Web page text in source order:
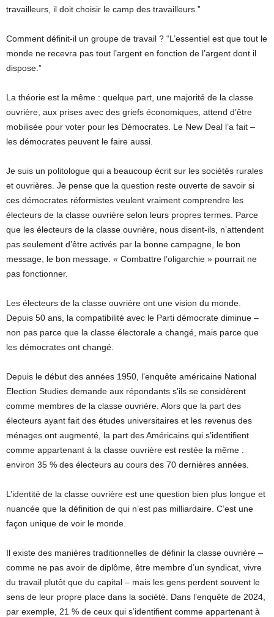
travailleurs, il doit choisir le camp des travailleurs.”
Comment définit-il un groupe de travail ? “L’essentiel est que tout le
monde ne recevra pas tout l’argent en fonction de l’argent dont il
dispose.”
La théorie est la même : quelque part, une majorité de la classe
ouvrière, aux prises avec des griefs économiques, attend d’être
mobilisée pour voter pour les Démocrates. Le New Deal l’a fait –
les démocrates peuvent le faire aussi.
Je suis un politologue qui a beaucoup écrit sur les sociétés rurales
et ouvrières. Je pense que la question reste ouverte de savoir si
ces démocrates réformistes veulent vraiment comprendre les
électeurs de la classe ouvrière selon leurs propres termes. Parce
que les électeurs de la classe ouvrière, nous disent-ils, n’attendent
pas seulement d’être activés par la bonne campagne, le bon
message, le bon message. « Combattre l’oligarchie » pourrait ne
pas fonctionner.
Les électeurs de la classe ouvrière ont une vision du monde.
Depuis 50 ans, la compatibilité avec le Parti démocrate diminue –
non pas parce que la classe électorale a changé, mais parce que
les démocrates ont changé.
Depuis le début des années 1950, l’enquête américaine National
Election Studies demande aux répondants s’ils se considèrent
comme membres de la classe ouvrière. Alors que la part des
électeurs ayant fait des études universitaires et les revenus des
ménages ont augmenté, la part des Américains qui s’identifient
comme appartenant à la classe ouvrière est restée la même :
environ 35 % des électeurs au cours des 70 dernières années.
L’identité de la classe ouvrière est une question bien plus longue et
nuancée que la définition de qui n’est pas milliardaire. C’est une
façon unique de voir le monde.
Il existe des manières traditionnelles de définir la classe ouvrière –
comme ne pas avoir de diplôme, être membre d’un syndicat, vivre
du travail plutôt que du capital – mais les gens perdent souvent le
sens de leur propre place dans la société. Dans l’enquête de 2024,
par exemple, 21 % de ceux qui s’identifient comme appartenant à